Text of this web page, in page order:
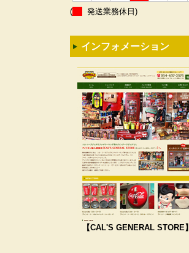
(
発送業務休日)
インフォメーション
【CAL'S GENERAL STORE】